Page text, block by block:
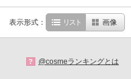
表示形式： リスト 画像
? @cosmeランキングとは